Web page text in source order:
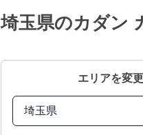
埼玉県のカダン
エリアを変更
埼玉県